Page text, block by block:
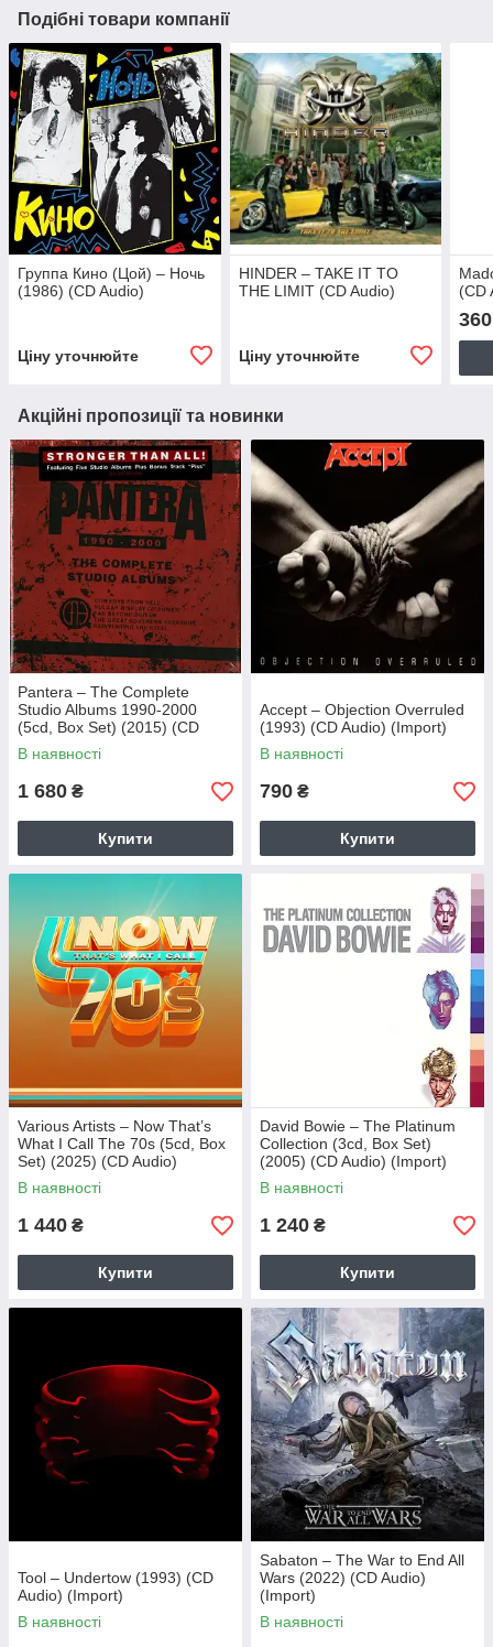
Подібні товари компанії
Группа Кино (Цой) – Ночь
(1986) (CD Audio)
Ціну уточнюйте
HINDER – TAKE IT TO
THE LIMIT (CD Audio)
Ціну уточнюйте
(CD
360
Акційні пропозиції та новинки
Pantera – The Complete
Studio Albums 1990-2000
(5cd, Box Set) (2015) (CD
Audio) (Import)
В наявності
1 680 ₴
Купити
Accept – Objection Overruled
(1993) (CD Audio) (Import)
В наявності
790 ₴
Купити
Various Artists – Now That’s
What I Call The 70s (5cd, Box
Set) (2025) (CD Audio)
(Import)
В наявності
1 440 ₴
Купити
David Bowie – The Platinum
Collection (3cd, Box Set)
(2005) (CD Audio) (Import)
В наявності
1 240 ₴
Купити
Tool – Undertow (1993) (CD
Audio) (Import)
В наявності
Sabaton – The War to End All
Wars (2022) (CD Audio)
(Import)
В наявності